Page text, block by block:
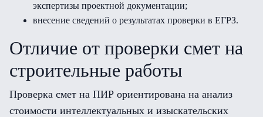
экспертизы проектной документации;
внесение сведений о результатах проверки в ЕГРЗ.
Отличие от проверки смет на
строительные работы
Проверка смет на ПИР ориентирована на анализ
стоимости интеллектуальных и изыскательских